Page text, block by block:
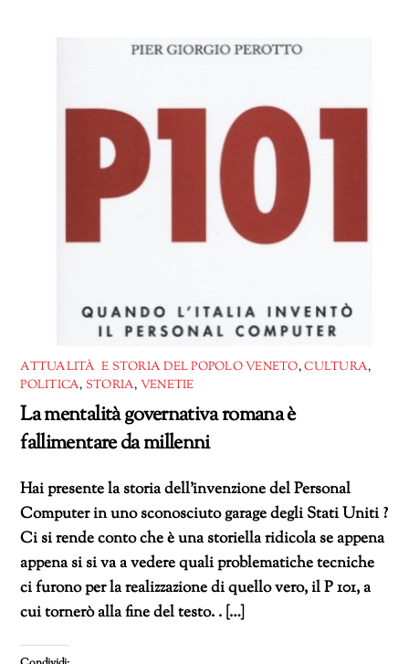
ATTUALITÀ E STORIA DEL POPOLO VENETO,CULTURA,
POLITICA, STORIA, VENETIE
La mentalità governativa romana è
fallimentare da millenni
Hai presente la storia dell’invenzione del Personal
Computer in uno sconosciuto garage degli Stati Uniti ?
Ci si rende conto che è una storiella ridicola se appena
appena si si va a vedere quali problematiche tecniche
ci furono per la realizzazione di quello vero, il P 101, a
cui tornerò alla fine del testo. . […]